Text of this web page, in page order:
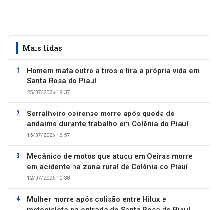
Mais lidas
Homem mata outro a tiros e tira a própria vida em
Santa Rosa do Piauí
25/07/2026 19:37
Serralheiro oeirense morre após queda de
andaime durante trabalho em Colônia do Piauí
13/07/2026 16:57
Mecânico de motos que atuou em Oeiras morre
em acidente na zona rural de Colônia do Piauí
12/07/2026 10:38
Mulher morre após colisão entre Hilux e